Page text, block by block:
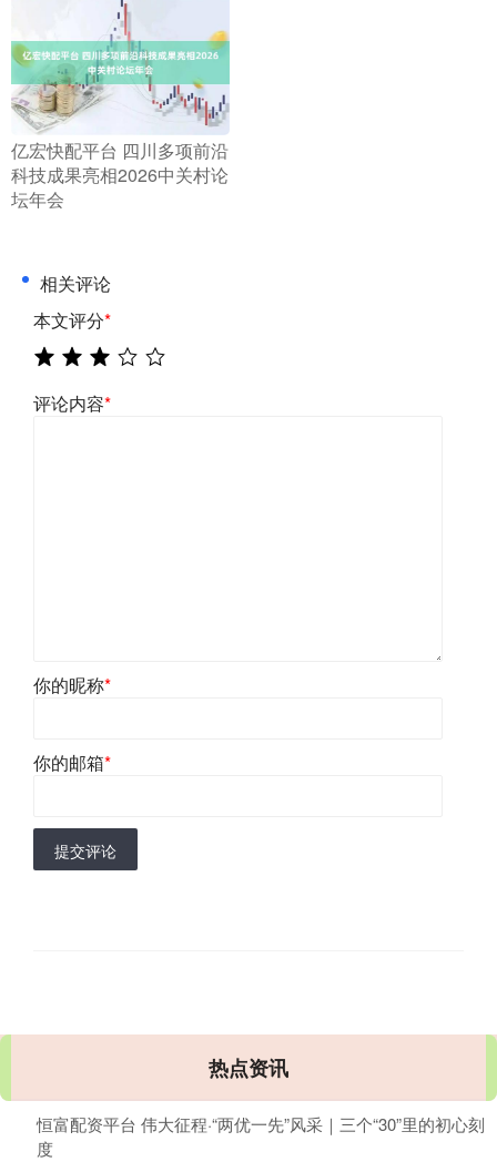
​亿宏快配平台 四川多项前沿
科技成果亮相2026中关村论
坛年会
相关评论
本文评分*
评论内容*
你的昵称*
你的邮箱*
提交评论
热点资讯
恒富配资平台 伟大征程·“两优一先”风采｜三个“30”里的初心刻
度